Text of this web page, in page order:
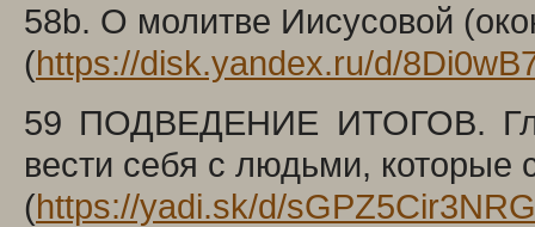
58b. О молитве Иисусовой
(https://disk.yandex.ru/d/
59 ПОДВЕДЕНИЕ ИТОГОВ.
вести себя с людьми, которые
(https://yadi.sk/d/